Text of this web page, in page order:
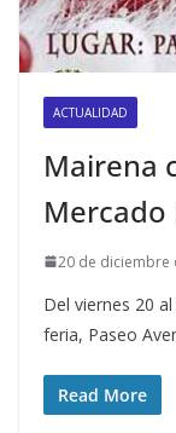
ACTUALIDAD
Mairena
Mercado
20 de diciembre
Del viernes 20
feria, Paseo
Read More